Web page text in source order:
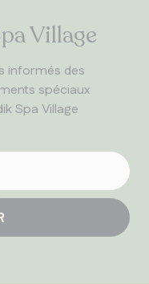
Village
informés des
spéciaux
Spa Village